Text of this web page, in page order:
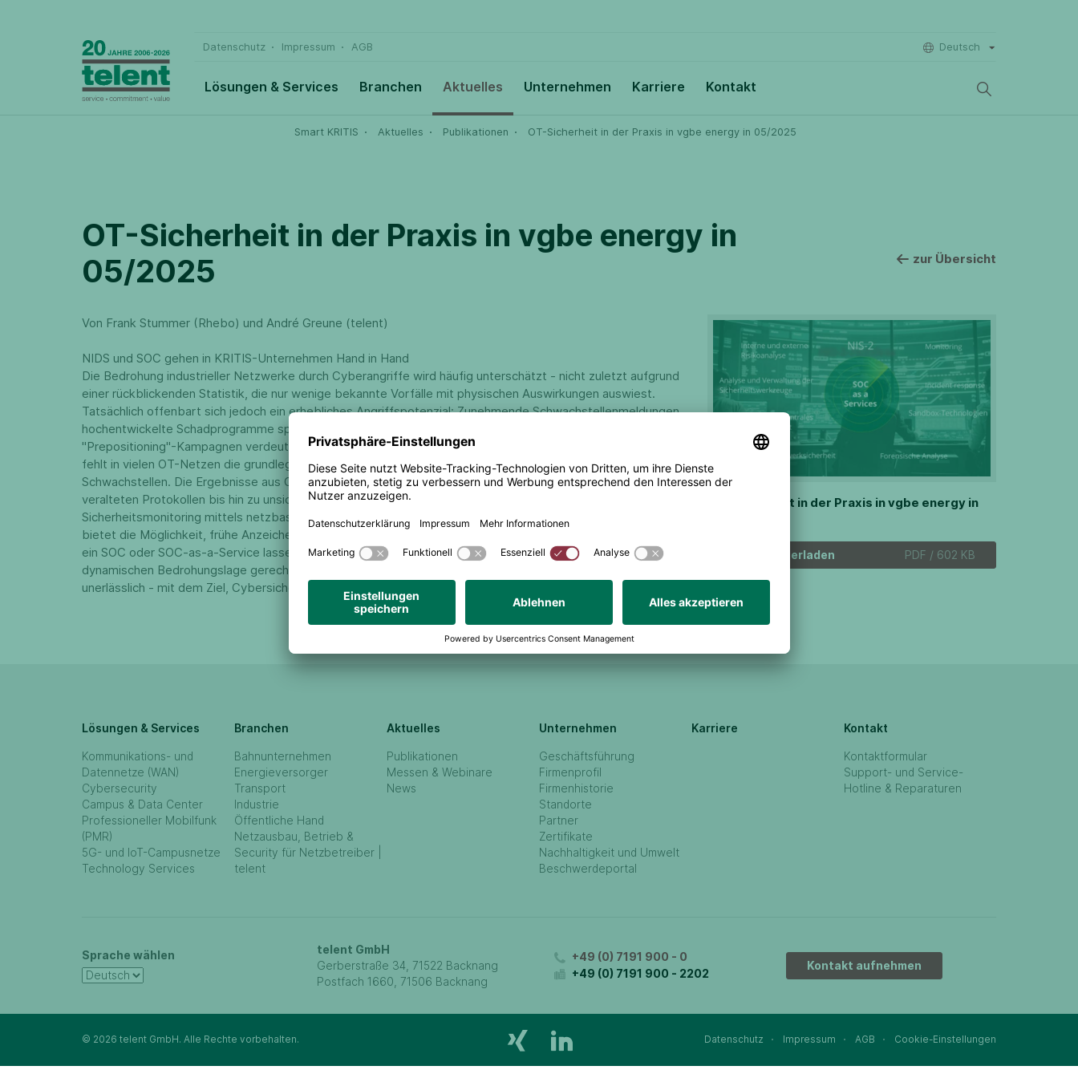
Datenschutz Impressum AGB Deutsch
Lösungen & Services Branchen Aktuelles Unternehmen Karriere Kontakt
Smart KRITIS Aktuelles Publikationen OT-Sicherheit in der Praxis in vgbe energy in 05/2025
OT-Sicherheit in der Praxis in vgbe energy in
05/2025
zur Übersicht
Von Frank Stummer (Rhebo) und André Greune (telent)
NIDS und SOC gehen in KRITIS-Unternehmen Hand in Hand
Die Bedrohung industrieller Netzwerke durch Cyberangriffe wird häufig unterschätzt - nicht zuletzt aufgrund
einer rückblickenden Statistik, die nur wenige bekannte Vorfälle mit physischen Auswirkungen auswiest.
Tatsächlich offenbart sich jedoch ein erhebliches Angriffspotenzial: Zunehmende Schwachstellenmeldungen,
hochentwickelte Schadprogramme speziell für die OT und eine Zunahme staatlich gesteuerter
"Prepositioning"-Kampagnen verdeutlichen die wachsende Gefahr für Kritische Infrastrukturen. Gleichzeitig
fehlt in vielen OT-Netzen die grundlegende Sichtbarkeit über Geräte, Kommunikationsmuster und
Schwachstellen. Die Ergebnisse aus OT-Risikoanalysen belegen gravierende Sicherheitslücken - von
veralteten Protokollen bis hin zu unsicheren Authentifizierungsverfahren. Ein systemtisches
Sicherheitsmonitoring mittels netzbasiertem Angriffserkennungssystem (NIDS) mit Anomalieerkennung
bietet die Möglichkeit, frühe Anzeichen für Angriffe zu erkennen und gezielt gegenzusteuern. Ergänzt durch
ein SOC oder SOC-as-a-Service lassen sich Prävention, Detektion und Reaktion effektiv verzahnen. Um der
dynamischen Bedrohungslage gerecht zu werden, ist eine strategisch integrierte OT-Sicherheitsarchitektur
unerlässlich - mit dem Ziel, Cybersicherheit einfach, umfassend und rechtskonform umzusetzen.
OT-Sicherheit in der Praxis in vgbe energy in
Herunterladen PDF / 602 KB
Lösungen & Services
Kommunikations- und
Datennetze (WAN)
Cybersecurity
Campus & Data Center
Professioneller Mobilfunk
(PMR)
5G- und IoT-Campusnetze
Technology Services
Branchen
Bahnunternehmen
Energieversorger
Transport
Industrie
Öffentliche Hand
Netzausbau, Betrieb &
Security für Netzbetreiber |
telent
Aktuelles
Publikationen
Messen & Webinare
News
Unternehmen
Geschäftsführung
Firmenprofil
Firmenhistorie
Standorte
Partner
Zertifikate
Nachhaltigkeit und Umwelt
Beschwerdeportal
Karriere Kontakt
Kontaktformular
Support- und Service-
Hotline & Reparaturen
Sprache wählen
telent GmbH
Gerberstraße 34, 71522 Backnang
Postfach 1660, 71506 Backnang
+49 (0) 7191 900 - 0
+49 (0) 7191 900 - 2202
Kontakt aufnehmen
© 2026 telent GmbH. Alle Rechte vorbehalten. Datenschutz Impressum AGB Cookie-Einstellungen